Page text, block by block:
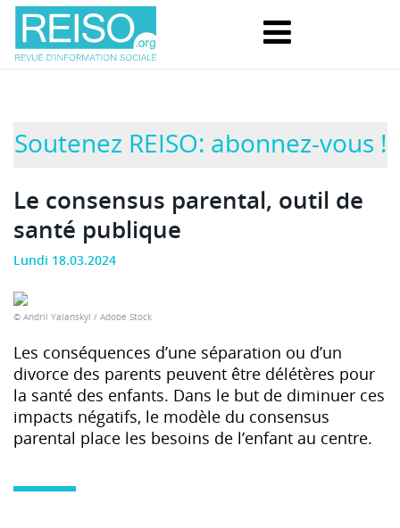
Soutenez REISO: abonnez-vous !
Le consensus parental, outil de
santé publique
Lundi 18.03.2024
© Andrii Yalanskyi / Adobe Stock
Les conséquences d’une séparation ou d’un
divorce des parents peuvent être délétères pour
la santé des enfants. Dans le but de diminuer ces
impacts négatifs, le modèle du consensus
parental place les besoins de l’enfant au centre.